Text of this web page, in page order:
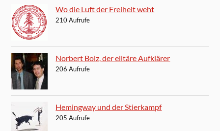
Wo die Luft der Freiheit weht
210 Aufrufe
Norbert Bolz, der elitäre Aufklärer
206 Aufrufe
Hemingway und der Stierkampf
205 Aufrufe